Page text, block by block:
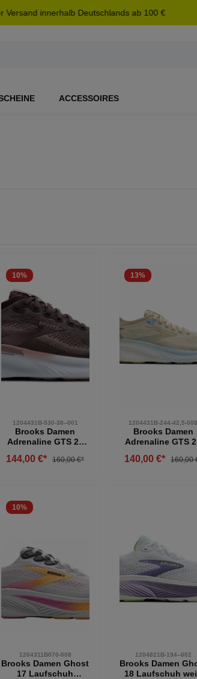
Versand innerhalb Deutschlands ab 100 €
ACCESSOIRES
10%
1204431B-530-38--001
Brooks Damen
Adrenaline GTS 25
braun-rot-weiß 38
144,00 €* 160,00 €*
13%
1204431B-244-42,5-
Brooks Damen
Adrenaline GTS
140,00 €* 160,00
10%
1204311B070-008
Brooks Damen Ghost
17 Laufschuh
1204821B-194--002
Brooks Damen
18 Laufschuh